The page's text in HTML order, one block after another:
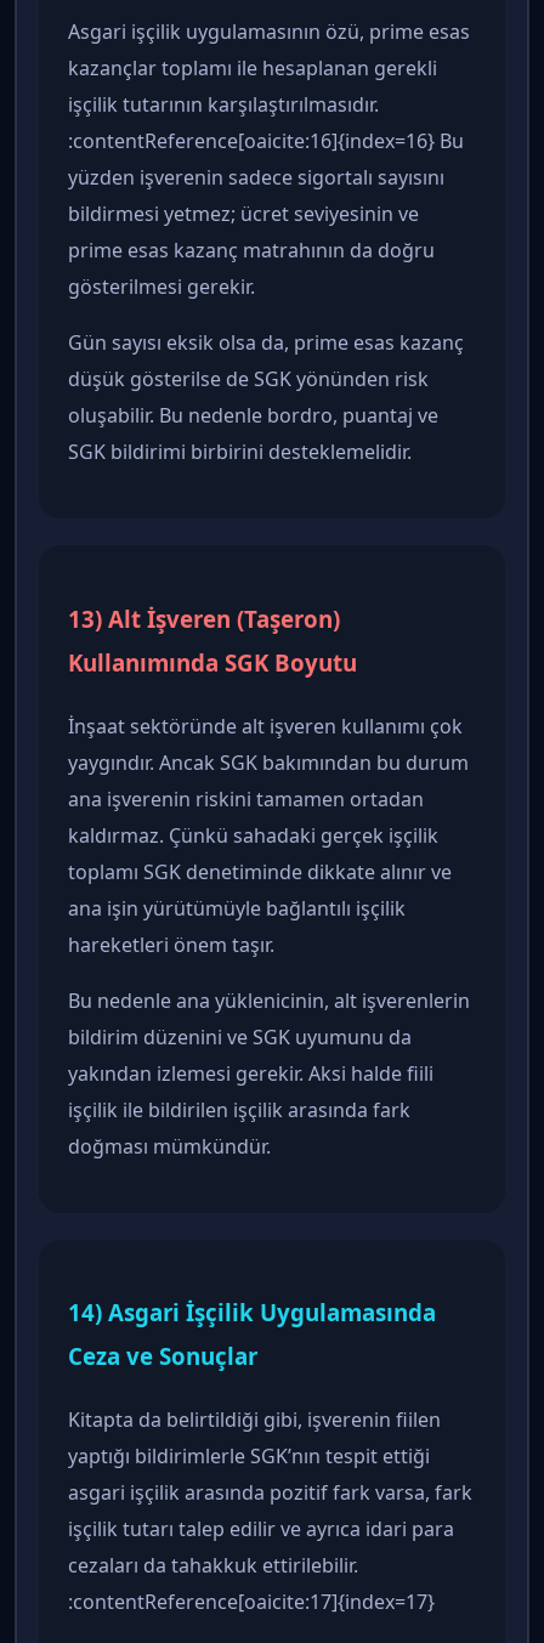
Asgari işçilik uygulamasının özü, prime esas
kazançlar toplamı ile hesaplanan gerekli
işçilik tutarının karşılaştırılmasıdır.
:contentReference[oaicite:16]{index=16} Bu
yüzden işverenin sadece sigortalı sayısını
bildirmesi yetmez; ücret seviyesinin ve
prime esas kazanç matrahının da doğru
gösterilmesi gerekir.
Gün sayısı eksik olsa da, prime esas kazanç
düşük gösterilse de SGK yönünden risk
oluşabilir. Bu nedenle bordro, puantaj ve
SGK bildirimi birbirini desteklemelidir.
13) Alt İşveren (Taşeron)
Kullanımında SGK Boyutu
İnşaat sektöründe alt işveren kullanımı çok
yaygındır. Ancak SGK bakımından bu durum
ana işverenin riskini tamamen ortadan
kaldırmaz. Çünkü sahadaki gerçek işçilik
toplamı SGK denetiminde dikkate alınır ve
ana işin yürütümüyle bağlantılı işçilik
hareketleri önem taşır.
Bu nedenle ana yüklenicinin, alt işverenlerin
bildirim düzenini ve SGK uyumunu da
yakından izlemesi gerekir. Aksi halde fiili
işçilik ile bildirilen işçilik arasında fark
doğması mümkündür.
14) Asgari İşçilik Uygulamasında
Ceza ve Sonuçlar
Kitapta da belirtildiği gibi, işverenin fiilen
yaptığı bildirimlerle SGK’nın tespit ettiği
asgari işçilik arasında pozitif fark varsa, fark
işçilik tutarı talep edilir ve ayrıca idari para
cezaları da tahakkuk ettirilebilir.
:contentReference[oaicite:17]{index=17}